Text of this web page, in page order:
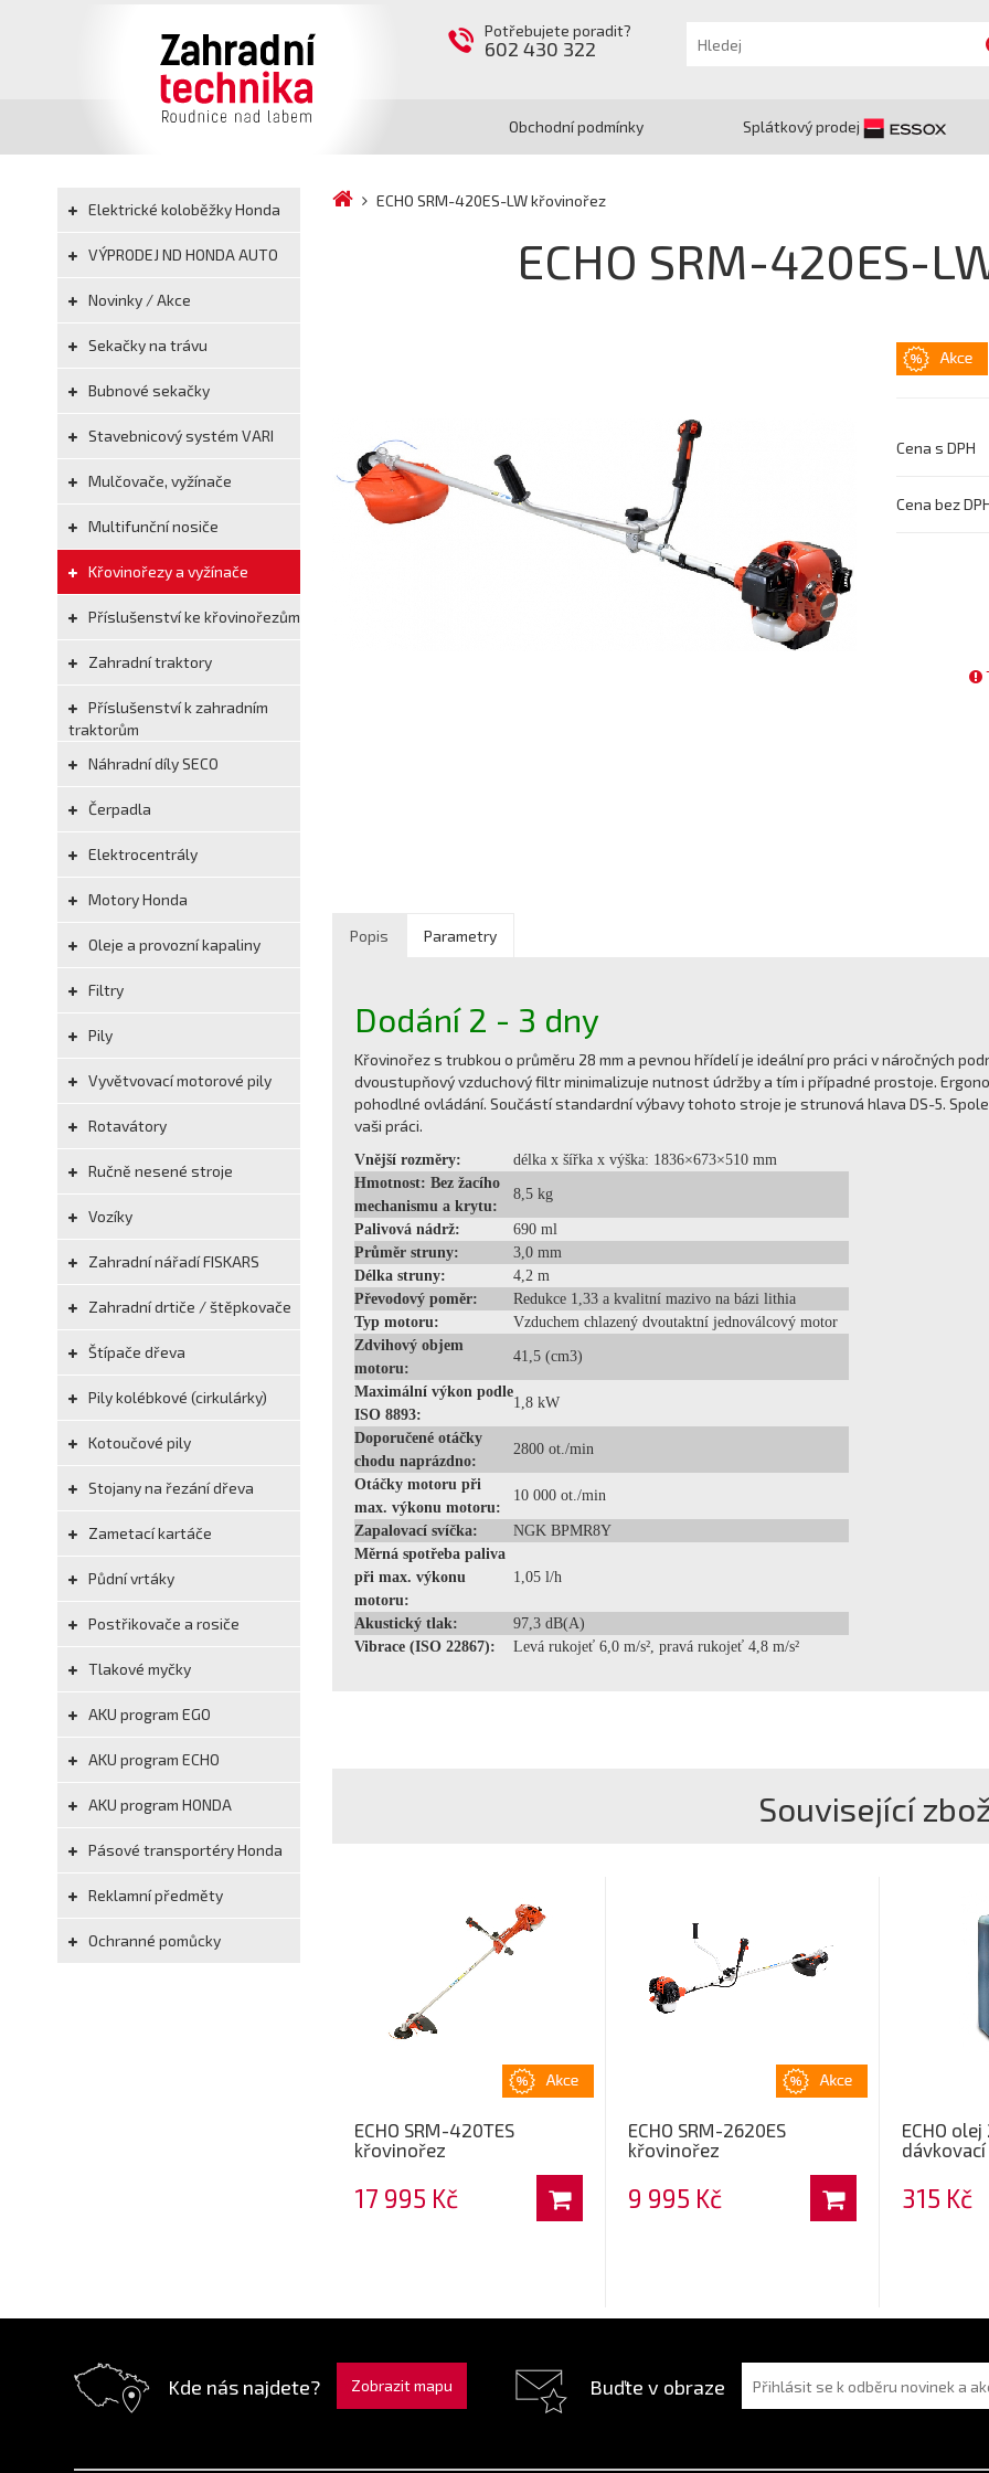
Potřebujete poradit?
602 430 322
Obchodní podmínky Splátkový prodej
Elektrické koloběžky Honda
VÝPRODEJ ND HONDA AUTO
Novinky / Akce
Sekačky na trávu
Bubnové sekačky
Stavebnicový systém VARI
Mulčovače, vyžínače
Multifunční nosiče
Křovinořezy a vyžínače
Příslušenství ke křovinořezům
Zahradní traktory
Příslušenství k zahradním
traktorům
Náhradní díly SECO
Čerpadla
Elektrocentrály
Motory Honda
Oleje a provozní kapaliny
Filtry
Pily
Vyvětvovací motorové pily
Rotavátory
Ručně nesené stroje
Vozíky
Zahradní nářadí FISKARS
Zahradní drtiče / štěpkovače
Štípače dřeva
Pily kolébkové (cirkulárky)
Kotoučové pily
Stojany na řezání dřeva
Zametací kartáče
Půdní vrtáky
Postřikovače a rosiče
Tlakové myčky
AKU program EGO
AKU program ECHO
AKU program HONDA
Pásové transportéry Honda
Reklamní předměty
Ochranné pomůcky
ECHO SRM-420ES-LW křovinořez
ECHO SRM-420ES-
Cena s DPH
Cena bez
Popis Parametry
Dodání 2 - 3 dny
Křovinořez s trubkou o průměru 28 mm a pevnou hřídelí je ideální pro práci v náročných
dvoustupňový vzduchový filtr minimalizuje nutnost údržby a tím i případné prostoje.
pohodlné ovládání. Součástí standardní výbavy tohoto stroje je strunová hlava DS-5.
vaši práci.
Vnější rozměry:
délka x šířka x výška: 1836×673×510 mm
Hmotnost: Bez žacího
mechanismu a krytu:
8,5 kg
Palivová nádrž:
690 ml
Průměr struny:
3,0 mm
Délka struny:
4,2 m
Převodový poměr:
Redukce 1,33 a kvalitní mazivo na bázi lithia
Typ motoru:
Vzduchem chlazený dvoutaktní jednoválcový motor
Zdvihový objem
motoru:
41,5 (cm3)
Maximální výkon podle
ISO 8893:
1,8 kW
Doporučené otáčky
chodu naprázdno:
2800 ot./min
Otáčky motoru při
max. výkonu motoru:
10 000 ot./min
Zapalovací svíčka:
NGK BPMR8Y
Měrná spotřeba paliva
při max. výkonu
motoru:
1,05 l/h
Akustický tlak:
97,3 dB(A)
Vibrace (ISO 22867):
Levá rukojeť 6,0 m/s², pravá rukojeť 4,8 m/s²
Související
ECHO SRM-420TES
křovinořez
17 995 Kč
ECHO SRM-2620ES
křovinořez
9 995 Kč
ECHO
315 Kč
Kde nás najdete? Zobrazit mapu Buďte v obraze